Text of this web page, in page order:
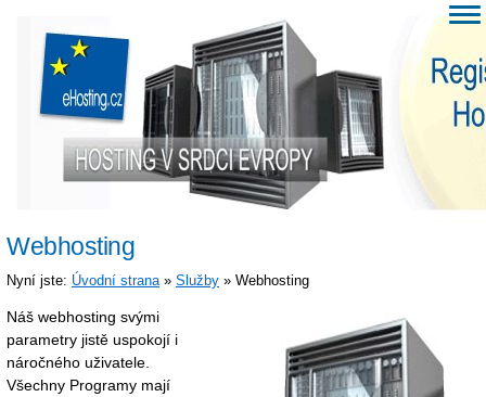
Webhosting
Nyní jste: Úvodní strana » Služby » Webhosting
Náš webhosting svými
parametry jistě uspokojí i
náročného uživatele.
Všechny Programy mají